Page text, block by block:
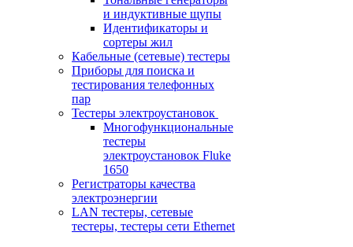
и индуктивные щупы
Идентификаторы и
сортеры жил
Кабельные (сетевые) тестеры
Приборы для поиска и
тестирования телефонных
пар
Тестеры электроустановок
Многофункциональные
тестеры
электроустановок Fluke
1650
Регистраторы качества
электроэнергии
LAN тестеры, сетевые
тестеры, тестеры сети Ethernet